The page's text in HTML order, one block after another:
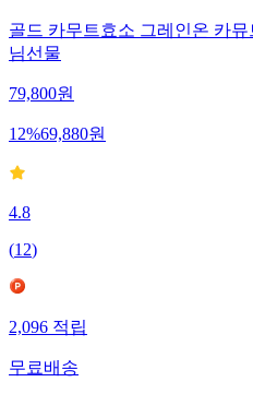
골드 카무트효소 그레인온 카
님선물
79,800원
12%69,880원
4.8
(12)
2,096적립
무료배송